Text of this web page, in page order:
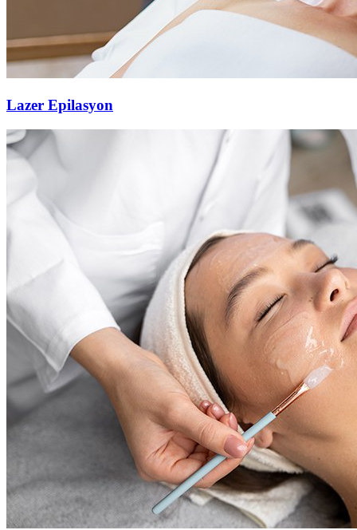
Lazer Epilasyon